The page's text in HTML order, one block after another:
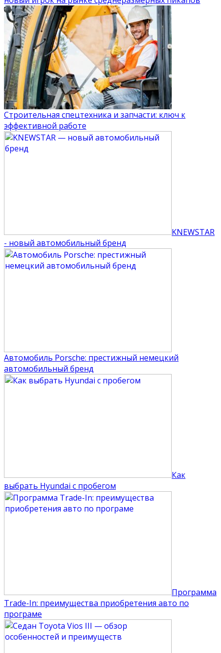
Строительная спецтехника и запчасти: ключ к
эффективной работе
KNEWSTAR
- новый автомобильный бренд
Автомобиль Porsche: престижный немецкий
автомобильный бренд
Как
выбрать Hyundai с пробегом
Программа
Trade-In: преимущества приобретения авто по
програме